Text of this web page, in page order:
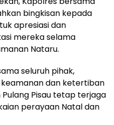
bingkisan kepada
apresiasi dan
mereka selama
Nataru.
seluruh pihak,
dan ketertiban
Pisau tetap terjaga
perayaan Natal dan